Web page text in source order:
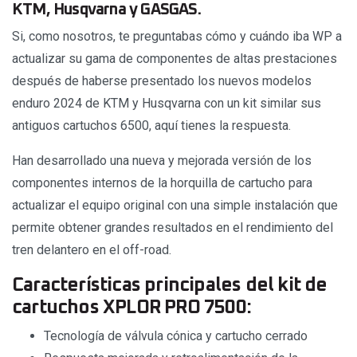
KTM, Husqvarna y GASGAS.
Si, como nosotros, te preguntabas cómo y cuándo iba WP a
actualizar su gama de componentes de altas prestaciones
después de haberse presentado los nuevos modelos
enduro 2024 de KTM y Husqvarna con un kit similar sus
antiguos cartuchos 6500, aquí tienes la respuesta.
Han desarrollado una nueva y mejorada versión de los
componentes internos de la horquilla de cartucho para
actualizar el equipo original con una simple instalación que
permite obtener grandes resultados en el rendimiento del
tren delantero en el off-road.
Características principales del kit de
cartuchos XPLOR PRO 7500:
Tecnología de válvula cónica y cartucho cerrado